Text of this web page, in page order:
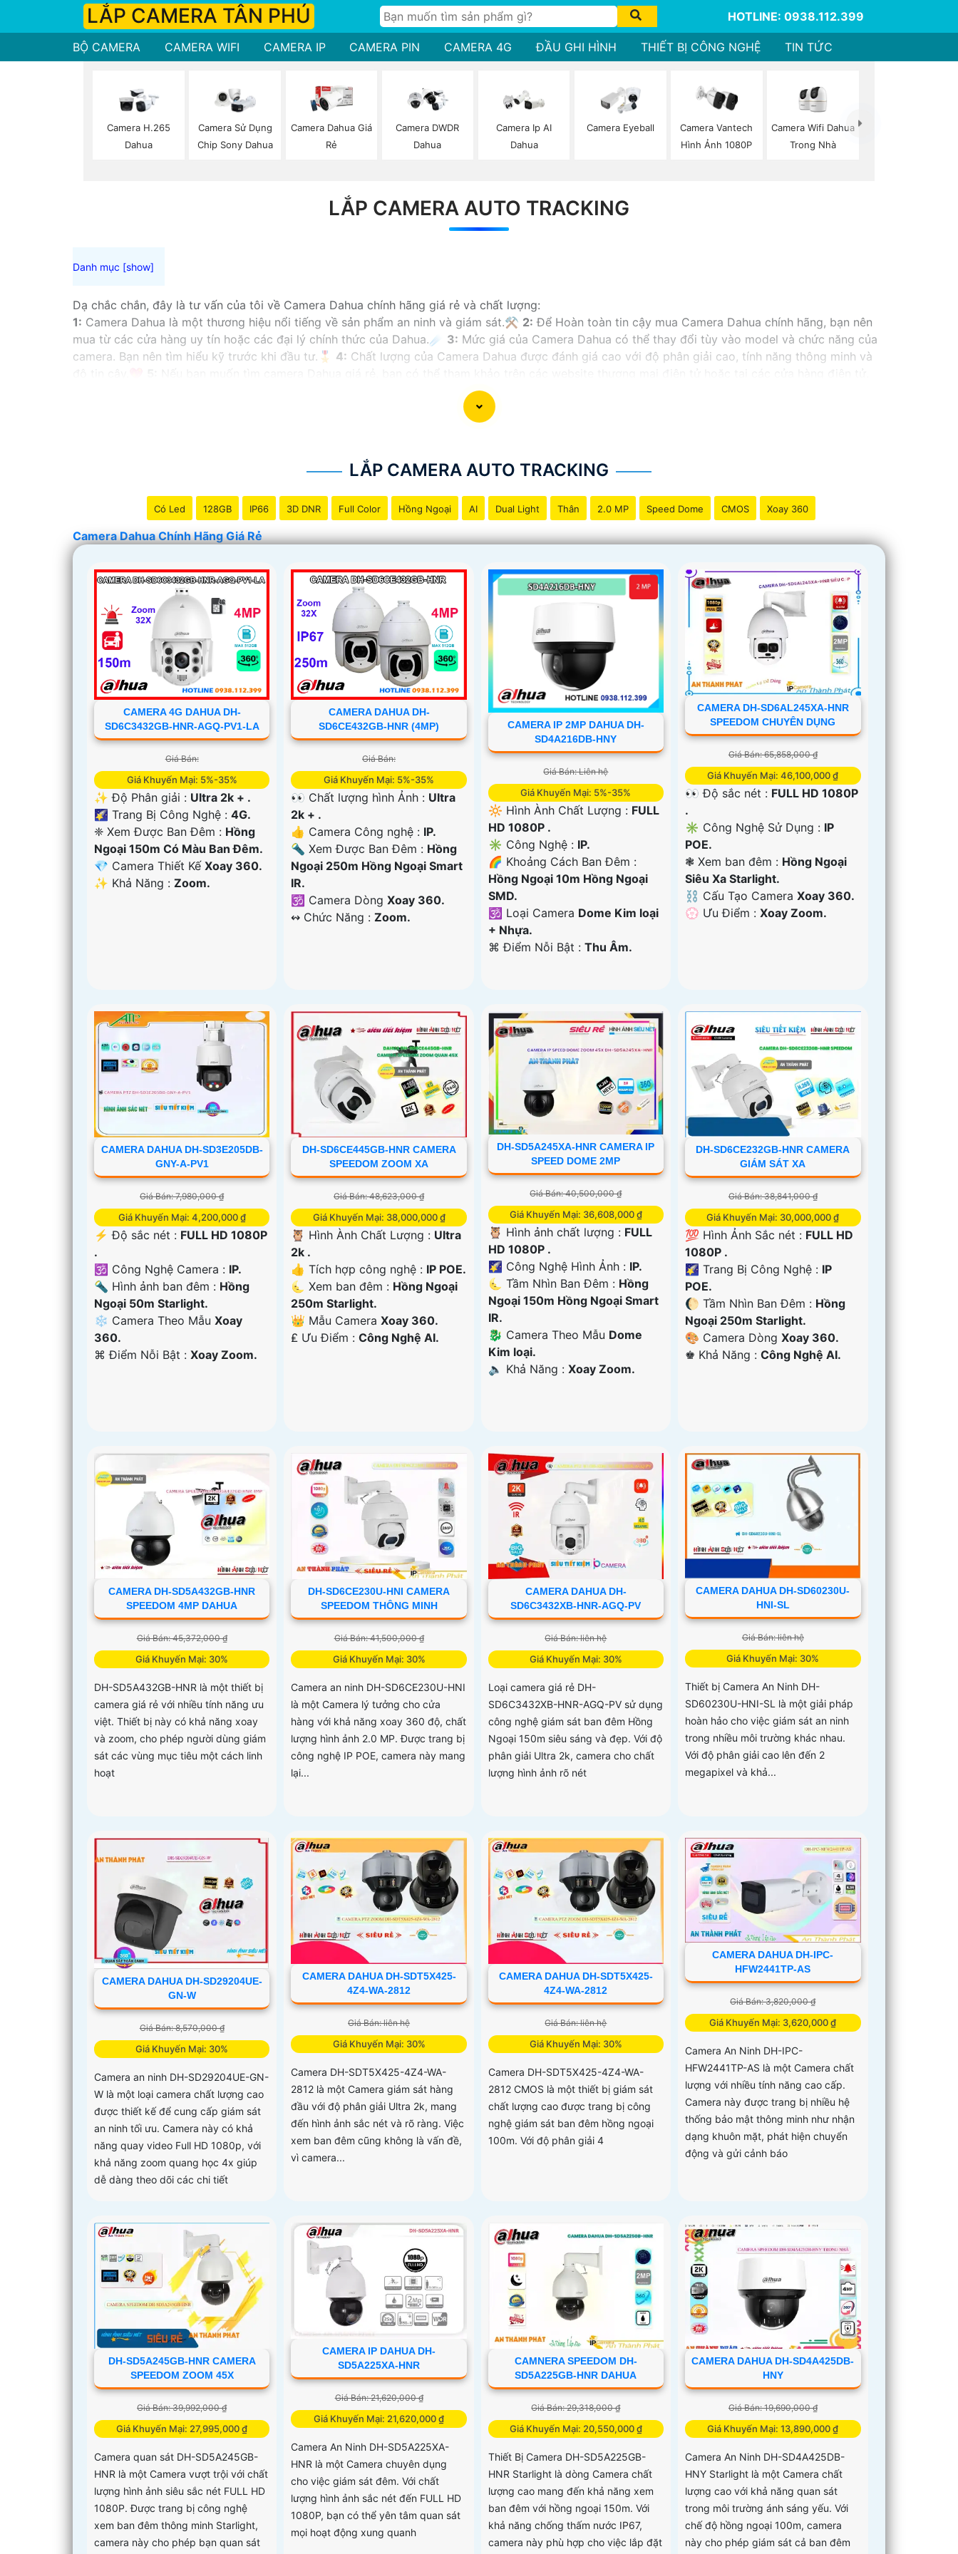
LẮP CAMERA TÂN PHÚ HOTLINE: 0938.112.399
BỘ CAMERA CAMERA WIFI CAMERA IP CAMERA PIN CAMERA 4G ĐẦU GHI HÌNH THIẾT BỊ CÔNG NGHỆ TIN TỨC
Camera H.265
Dahua
Camera Sử Dụng
Chip Sony Dahua
Camera Dahua Giá
Rẻ
Camera DWDR
Dahua
Camera Ip AI
Dahua
Camera Eyeball
Camera Vantech
Hình Ảnh 1080P
Camera Wifi Dahua
Trong Nhà
LẮP CAMERA AUTO TRACKING
Dạ chắc chắn, đây là tư vấn của tôi về Camera Dahua chính hãng giá rẻ và chất lượng:
1: Camera Dahua là một thương hiệu nổi tiếng về sản phẩm an ninh và giám sát.⚒ 2: Để Hoàn toàn tin cậy mua Camera Dahua chính hãng, bạn nên
mua từ các cửa hàng uy tín hoặc các đại lý chính thức của Dahua.☄️ 3: Mức giá của Camera Dahua có thể thay đổi tùy vào model và chức năng của
camera. Bạn nên tìm hiểu kỹ trước khi đầu tư.🎖️ 4: Chất lượng của Camera Dahua được đánh giá cao với độ phân giải cao, tính năng thông minh và
Hy vọng rằng những thông tin trên sẽ giúp bạn chọn lựa được Camera Dahua chính hãng, giá rẻ và chất lượng. Nếu bạn có thêm câu hỏi hoặc cần tư
LẮP CAMERA AUTO TRACKING
Có Led 128GB IP66 3D DNR Full Color Hồng Ngoại AI Dual Light Thân 2.0 MP Speed Dome CMOS Xoay 360
Camera Dahua Chính Hãng Giá Rẻ
CAMERA 4G DAHUA DH-
SD6C3432GB-HNR-AGQ-PV1-LA
Giá Bán:
Giá Khuyến Mại: 5%-35%
✨ Độ Phân giải : Ultra 2k + .
🌠 Trang Bị Công Nghệ : 4G.
❈ Xem Được Ban Đêm : Hồng
Ngoại 150m Có Màu Ban Ðêm.
💎 Camera Thiết Kế Xoay 360.
️✨ Khả Năng : Zoom.
CAMERA DAHUA DH-
SD6CE432GB-HNR (4MP)
Giá Bán:
Giá Khuyến Mại: 5%-35%
👀 Chất lượng hình Ảnh : Ultra
2k + .
👍 Camera Công nghệ : IP.
🔦 Xem Được Ban Đêm : Hồng
Ngoại 250m Hồng Ngoại Smart
IR.
🕉️ Camera DòngXoay 360.
️↭ Chức Năng :Zoom.
CAMERA IP 2MP DAHUA DH-
SD4A216DB-HNY
Giá Bán: Liên hệ
Giá Khuyến Mại: 5%-35%
🔆 Hình Ành Chất Lượng : FULL
HD 1080P .
✳️ Công Nghệ : IP.
🌈 Khoảng Cách Ban Đêm :
Hồng Ngoại 10m Hồng Ngoại
SMD.
🕉️ Loại Camera Dome Kim loại
+ Nhựa.
️⌘ Điểm Nỗi Bật : Thu Âm.
CAMERA DH-SD6AL245XA-HNR
SPEEDOM CHUYÊN DỤNG
Giá Bán: 65,858,000 ₫
Giá Khuyến Mại: 46,100,000 ₫
👀 Độ sắc nét : FULL HD 1080P
.
✳️ Công Nghệ Sử Dụng : IP
POE.
❃ Xem ban đêm : Hồng Ngoại
Siêu Xa Starlight.
⛓ Cấu Tạo CameraXoay 360.
️💮 Ưu Điểm :Xoay Zoom.
CAMERA DAHUA DH-SD3E205DB-
GNY-A-PV1
Giá Bán: 7,980,000 ₫
Giá Khuyến Mại: 4,200,000 ₫
️⚡ Độ sắc nét : FULL HD 1080P
.
🕉️ Công Nghệ Camera : IP.
🔦 Hình ảnh ban đêm : Hồng
Ngoại 50m Starlight.
❄ Camera Theo Mẫu Xoay
360.
️⌘ Điểm Nỗi Bật : Xoay Zoom.
DH-SD6CE445GB-HNR CAMERA
SPEEDOM ZOOM XA
Giá Bán: 48,623,000 ₫
Giá Khuyến Mại: 38,000,000 ₫
🦉 Hình Ành Chất Lượng : Ultra
2k .
👍 Tích hợp công nghệ : IP POE.
🌜 Xem ban đêm : Hồng Ngoại
250m Starlight.
👑 Mẫu CameraXoay 360.
️₤ Ưu Điểm :Công Nghệ AI.
DH-SD5A245XA-HNR CAMERA IP
SPEED DOME 2MP
Giá Bán: 40,500,000 ₫
Giá Khuyến Mại: 36,608,000 ₫
🦉 Hình ảnh chất lượng : FULL
HD 1080P .
🌠 Công Nghệ Hình Ảnh : IP.
🌜 Tầm Nhìn Ban Đêm : Hồng
Ngoại 150m Hồng Ngoại Smart
IR.
🐉️ Camera Theo Mẫu Dome
Kim loại.
️🔈 Khả Năng : Xoay Zoom.
DH-SD6CE232GB-HNR CAMERA
GIÁM SÁT XA
Giá Bán: 38,841,000 ₫
Giá Khuyến Mại: 30,000,000 ₫
💯 Hình Ảnh Sắc nét : FULL HD
1080P .
🌠 Trang Bị Công Nghệ : IP
POE.
🌔 Tầm Nhìn Ban Đêm : Hồng
Ngoại 250m Starlight.
🎨 Camera DòngXoay 360.
️♚ Khả Năng :Công Nghệ AI.
CAMERA DH-SD5A432GB-HNR
SPEEDOM 4MP DAHUA
Giá Bán: 45,372,000 ₫
Giá Khuyến Mại: 30%
DH-SD5A432GB-HNR là một thiết bị
camera giá rẻ với nhiều tính năng ưu
việt. Thiết bị này có khả năng xoay
và zoom, cho phép người dùng giám
sát các vùng mục tiêu một cách linh
hoạt
DH-SD6CE230U-HNI CAMERA
SPEEDOM THÔNG MINH
Giá Bán: 41,500,000 ₫
Giá Khuyến Mại: 30%
Camera an ninh DH-SD6CE230U-HNI
là một Camera lý tưởng cho cửa
hàng với khả năng xoay 360 độ, chất
lượng hình ảnh 2.0 MP. Được trang bị
công nghệ IP POE, camera này mang
lại...
CAMERA DAHUA DH-
SD6C3432XB-HNR-AGQ-PV
Giá Bán: liên hệ
Giá Khuyến Mại: 30%
Loại camera giá rẻ DH-
SD6C3432XB-HNR-AGQ-PV sử dụng
công nghệ giám sát ban đêm Hồng
Ngoại 150m siêu sáng và đẹp. Với độ
phân giải Ultra 2k, camera cho chất
lượng hình ảnh rõ nét
CAMERA DAHUA DH-SD60230U-
HNI-SL
Giá Bán: liên hệ
Giá Khuyến Mại: 30%
Thiết bị Camera An Ninh DH-
SD60230U-HNI-SL là một giải pháp
hoàn hảo cho việc giám sát an ninh
trong nhiều môi trường khác nhau.
Với độ phân giải cao lên đến 2
megapixel và khả...
CAMERA DAHUA DH-SD29204UE-
GN-W
Giá Bán: 8,570,000 ₫
Giá Khuyến Mại: 30%
Camera an ninh DH-SD29204UE-GN-
W là một loại camera chất lượng cao
được thiết kế để cung cấp giám sát
an ninh tối ưu. Camera này có khả
năng quay video Full HD 1080p, với
khả năng zoom quang học 4x giúp
dễ dàng theo dõi các chi tiết
CAMERA DAHUA DH-SDT5X425-
4Z4-WA-2812
Giá Bán: liên hệ
Giá Khuyến Mại: 30%
Camera DH-SDT5X425-4Z4-WA-
2812 là một Camera giám sát hàng
đầu với độ phân giải Ultra 2k, mang
đến hình ảnh sắc nét và rõ ràng. Việc
xem ban đêm cũng không là vấn đề,
vì camera...
CAMERA DAHUA DH-SDT5X425-
4Z4-WA-2812
Giá Bán: liên hệ
Giá Khuyến Mại: 30%
Camera DH-SDT5X425-4Z4-WA-
2812 CMOS là một thiết bị giám sát
chất lượng cao được trang bị công
nghệ giám sát ban đêm hồng ngoại
100m. Với độ phân giải 4
CAMERA DAHUA DH-IPC-
HFW2441TP-AS
Giá Bán: 3,820,000 ₫
Giá Khuyến Mại: 3,620,000 ₫
Camera An Ninh DH-IPC-
HFW2441TP-AS là một Camera chất
lượng với nhiều tính năng cao cấp.
Camera này được trang bị nhiều hệ
thống bảo mật thông minh như nhận
dạng khuôn mặt, phát hiện chuyển
động và gửi cảnh báo
DH-SD5A245GB-HNR CAMERA
SPEEDOM ZOOM 45X
Giá Bán: 39,992,000 ₫
Giá Khuyến Mại: 27,995,000 ₫
Camera quan sát DH-SD5A245GB-
HNR là một Camera vượt trội với chất
lượng hình ảnh siêu sắc nét FULL HD
1080P. Được trang bị công nghệ
xem ban đêm thông minh Starlight,
camera này cho phép bạn quan sát
CAMERA IP DAHUA DH-
SD5A225XA-HNR
Giá Bán: 21,620,000 ₫
Giá Khuyến Mại: 21,620,000 ₫
Camera An Ninh DH-SD5A225XA-
HNR là một Camera chuyên dụng
cho việc giám sát đêm. Với chất
lượng hình ảnh sắc nét đến FULL HD
1080P, bạn có thể yên tâm quan sát
mọi hoạt động xung quanh
CAMNERA SPEEDOM DH-
SD5A225GB-HNR DAHUA
Giá Bán: 29,318,000 ₫
Giá Khuyến Mại: 20,550,000 ₫
Thiết Bị Camera DH-SD5A225GB-
HNR Starlight là dòng Camera chất
lượng cao mang đến khả năng xem
ban đêm với hồng ngoại 150m. Với
khả năng chống thấm nước IP67,
camera này phù hợp cho việc lắp đặt
CAMERA DAHUA DH-SD4A425DB-
HNY
Giá Bán: 19,690,000 ₫
Giá Khuyến Mại: 13,890,000 ₫
Camera An Ninh DH-SD4A425DB-
HNY Starlight là một Camera chất
lượng cao với khả năng quan sát
trong môi trường ánh sáng yếu. Với
chế độ hồng ngoại 100m, camera
này cho phép giám sát cả ban đêm